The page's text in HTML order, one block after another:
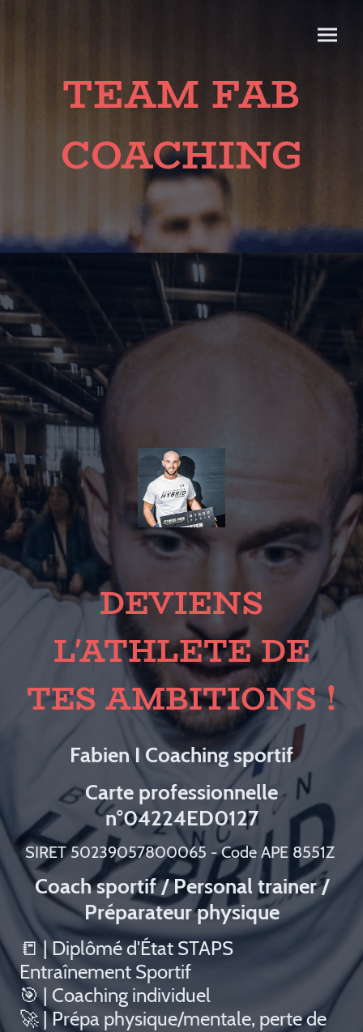
TEAM FAB
COACHING
DEVIENS
L'ATHLETE DE
TES AMBITIONS !
Fabien I Coaching sportif
Carte professionnelle
n°04224ED0127
SIRET 50239057800065 - Code APE 8551Z
Coach sportif / Personal trainer /
Préparateur physique
📒 | Diplômé d'État STAPS
Entraînement Sportif
🎯 | Coaching individuel
🚀 | Prépa physique/mentale, perte de